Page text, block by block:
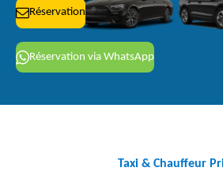
Réservation
Réservation via WhatsApp
Taxi & Chauffeur